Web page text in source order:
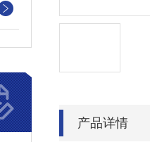
产品详情